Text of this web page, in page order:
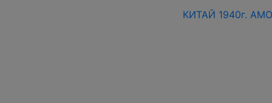
КИТАЙ 1940г.